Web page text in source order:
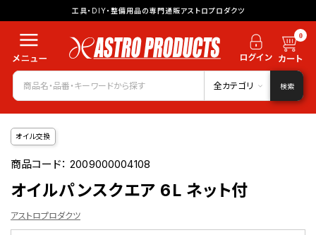
工具・DIY・整備用品の専門通販アストロプロダクツ
0
全カテゴリ 検索
オイル交換
商品コード：2009000004108
オイルパンスクエア 6L ネット付
アストロプロダクツ